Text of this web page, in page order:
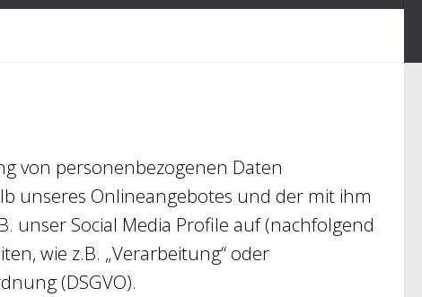
von personenbezogenen Daten
unseres Onlineangebotes und der mit ihm
unser Social Media Profile auf (nachfolgend
wie z.B. „Verarbeitung“ oder
(DSGVO).